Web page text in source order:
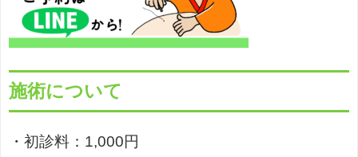
施術について
・初診料：1,000円